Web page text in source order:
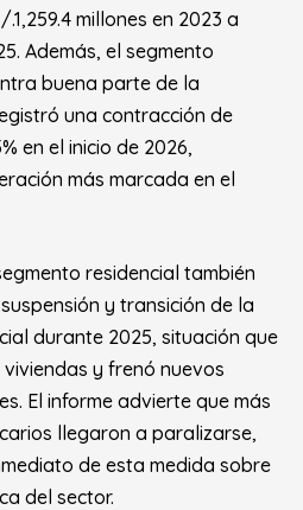
millones en 2023 a
Además, el segmento
buena parte de la
una contracción de
en el inicio de 2026,
más marcada en el
residencial también
y transición de la
durante 2025, situación que
y frenó nuevos
El informe advierte que más
llegaron a paralizarse,
de esta medida sobre
del sector.